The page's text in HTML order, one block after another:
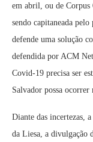
em abril, ou de Corpus
sendo capitaneada
defende uma solução
defendida por ACM
Covid-19 precisa ser
Salvador possa
Diante das incertezas,
da Liesa, a divulgação